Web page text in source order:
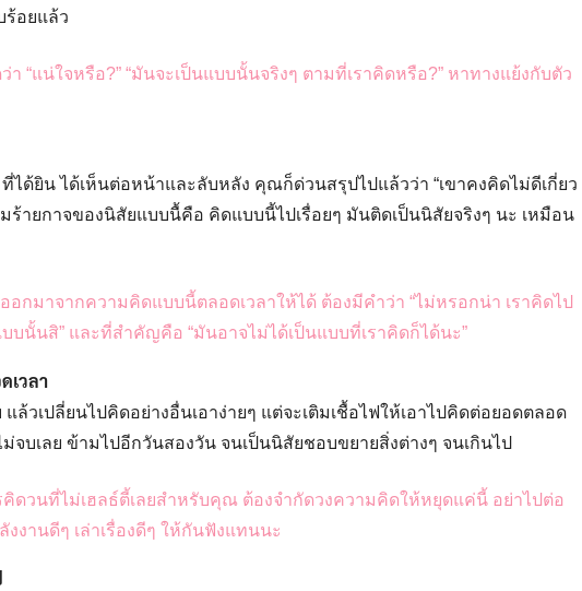
ร้อยแล้ว
า “แน่ใจหรือ?” “มันจะเป็นแบบนั้นจริงๆ ตามที่เราคิดหรือ?” หาทางแย้งกับตัว
ที่ได้ยิน ได้เห็นต่อหน้าและลับหลัง คุณก็ด่วนสรุปไปแล้วว่า “เขาคงคิดไม่ดีเกี่ยว
มร้ายกาจของนิสัยแบบนื้คือ คิดแบบนี้ไปเรื่อยๆ มันติดเป็นนิสัยจริงๆ นะ เหมือน
ออกมาจากความคิดแบบนี้ตลอดเวลาให้ได้ ต้องมีคำว่า “ไม่หรอกน่า เราคิดไป
บบนั้นสิ” และที่สำคัญคือ “มันอาจไม่ได้เป็นแบบที่เราคิดก็ได้นะ”
เวลา
วเปลี่ยนไปคิดอย่างอื่นเอาง่ายๆ แต่จะเติมเชื้อไฟให้เอาไปคิดต่อยอดตลอด
ม่จบเลย ข้ามไปอีกวันสองวัน จนเป็นนิสัยชอบขยายสิ่งต่างๆ จนเกินไป
ดวนที่ไม่เฮลธ์ตี้เลยสำหรับคุณ ต้องจำกัดวงความคิดให้หยุดแค่นี้ อย่าไปต่อ
งานดีๆ เล่าเรื่องดีๆ ให้กันฟังแทนนะ